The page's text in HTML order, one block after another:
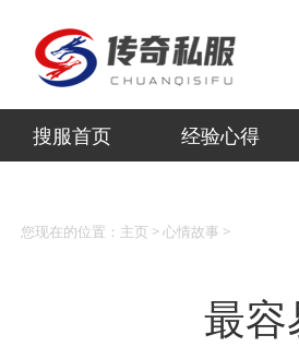
搜服首页 经验心得
您现在的位置： 主页 >心情故事 >
最